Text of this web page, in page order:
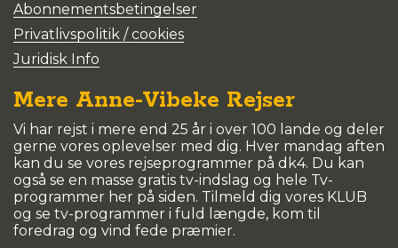
Abonnementsbetingelser
Privatlivspolitik / cookies
Juridisk Info
Mere Anne-Vibeke Rejser
Vi har rejst i mere end 25 år i over 100 lande og deler
gerne vores oplevelser med dig. Hver mandag aften
kan du se vores rejseprogrammer på dk4. Du kan
også se en masse gratis tv-indslag og hele Tv-
programmer her på siden. Tilmeld dig vores KLUB
og se tv-programmer i fuld længde, kom til
foredrag og vind fede præmier.